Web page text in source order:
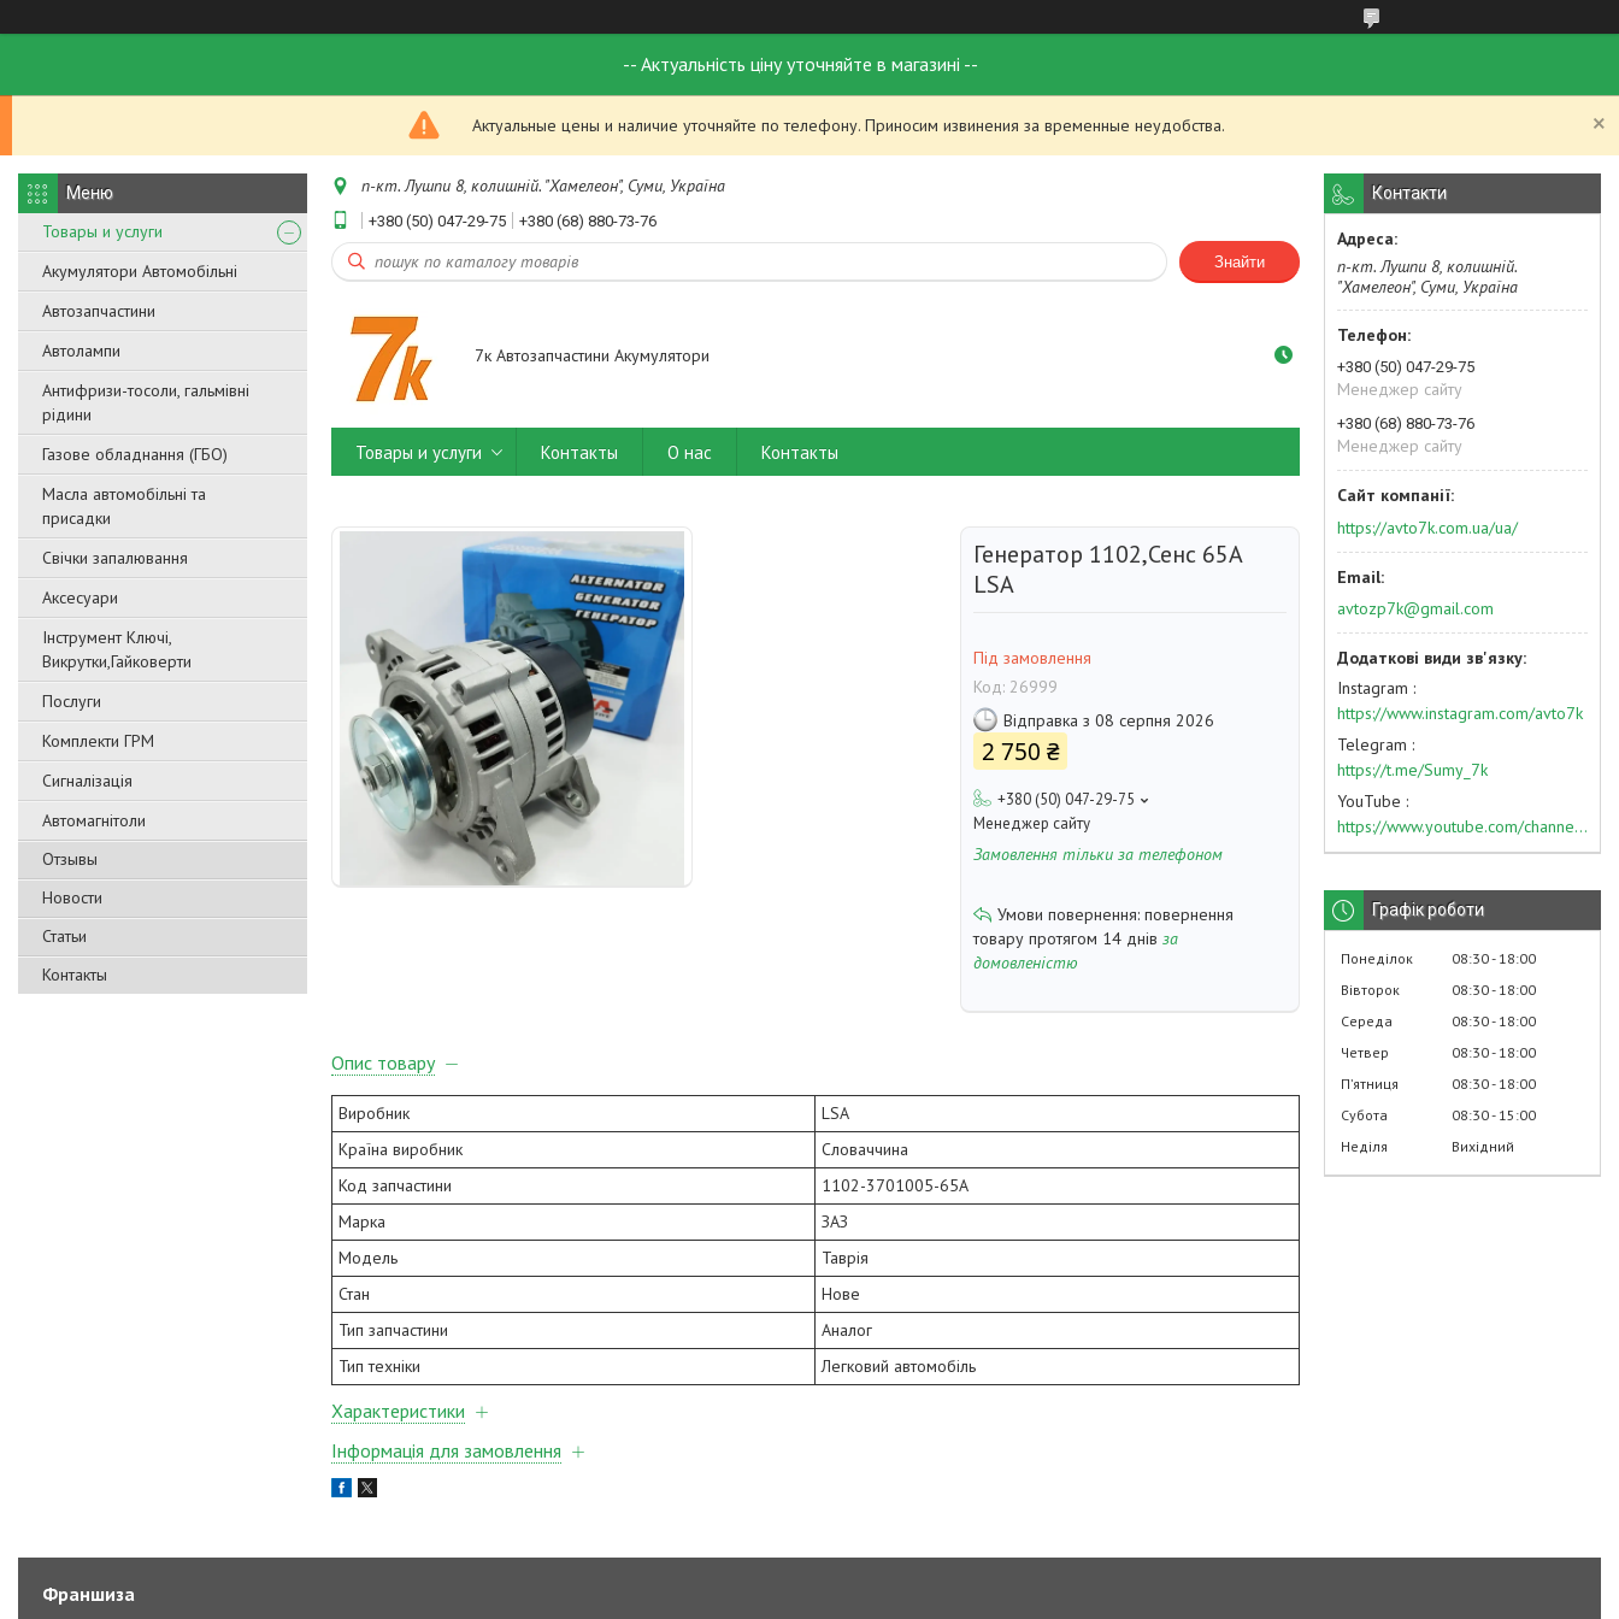
-- Актуальність ціну уточняйте в магазині --
Актуальные цены и наличие уточняйте по телефону. Приносим извинения за временные неудобства.
Товары и услуги
Акумулятори Автомобільні
Автозапчастини
Автолампи
Антифризи-тосоли, гальмівні
рідини
Газове обладнання (ГБО)
Масла автомобільні та
присадки
Свічки запалювання
Аксесуари
Інструмент Ключі,
Викрутки,Гайковерти
Послуги
Комплекти ГРМ
Сигналізація
Автомагнітоли
Отзывы
Новости
Статьи
Контакты
п-кт. Лушпи 8, колишній. "Хамелеон", Суми, Україна
+380 (50) 047-29-75 +380 (68) 880-73-76
Знайти
7к Автозапчастини Акумулятори
Товары и услуги Контакты О нас Контакты
Генератор 1102,Сенс 65А
LSA
Під замовлення
Код: 26999
Відправка з 08 серпня 2026
2 750 ₴
+380 (50) 047-29-75
Менеджер сайту
Замовлення тільки за телефоном
повернення
товару протягом 14 днів за
домовленістю
Опис товару
Виробник
LSA
Країна виробник
Словаччина
Код запчастини
1102-3701005-65A
Марка
ЗАЗ
Модель
Таврія
Стан
Нове
Тип запчастини
Аналог
Тип техніки
Легковий автомобіль
Характеристики
Інформація для замовлення
Контакти
п-кт. Лушпи 8, колишній.
"Хамелеон", Суми, Україна
+380 (50) 047-29-75
Менеджер сайту
+380 (68) 880-73-76
Менеджер сайту
https://avto7k.com.ua/ua/
avtozp7k@gmail.com
Instagram
https://www.instagram.com/avto7k
Telegram
https://t.me/Sumy_7k
YouTube
https://www.youtube.com/channel/UC574nvqqf5H_LzT4Va_GpQg?view_as=subscriber
Графік роботи
Понеділок 08:30 18:00
Вівторок
08:30 18:00
Середа
08:30 18:00
Четвер
08:30 18:00
Пʼятниця
08:30 18:00
Субота
08:30 15:00
Неділя
Вихідний
Франшиза